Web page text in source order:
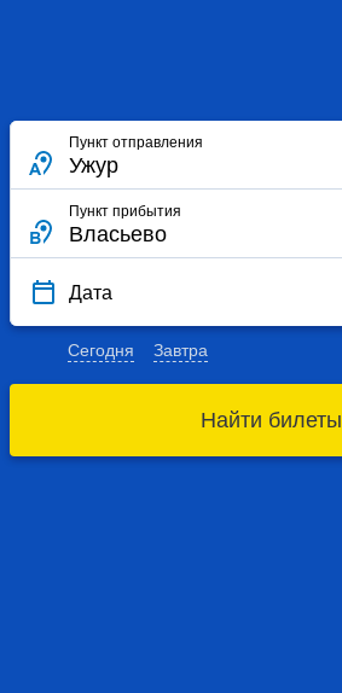
Пункт отправления
Пункт прибытия
Дата
Сегодня Завтра
Найти билеты